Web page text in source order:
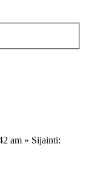
am » Sijainti: